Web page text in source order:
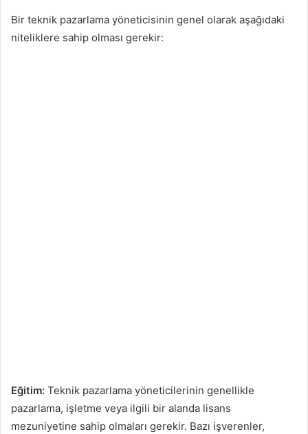
Bir teknik pazarlama yöneticisinin genel olarak aşağıdaki
niteliklere sahip olması gerekir:
Eğitim: Teknik pazarlama yöneticilerinin genellikle
pazarlama, işletme veya ilgili bir alanda lisans
mezuniyetine sahip olmaları gerekir. Bazı işverenler,